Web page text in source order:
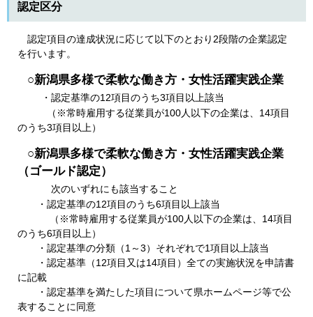
認定区分
認定項目の達成状況に応じて以下のとおり2段階の企業認定
を行います。
○新潟県多様で柔軟な働き方・女性活躍実践企業
・認定基準の12項目のうち3項目以上該当
（※常時雇用する従業員が100人以下の企業は、14項目
のうち3項目以上）
○新潟県多様で柔軟な働き方・女性活躍実践企業
（ゴールド認定）
次のいずれにも該当すること
・ 認定基準の​12項目のうち6項目以上該当
（※常時雇用する従業員が100人以下の企業は、14項目
のうち6項目以上）​
・認定基準の分類（1～3）それぞれで1項目以上該当
・認定基準（12項目又は14項目）全ての実施状況を申請書
に記載
・認定基準を満たした項目について県ホームページ等で公
表することに同意